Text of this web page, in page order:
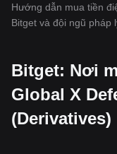
Hướng dẫn mua tiền
Bitget và đội ngũ pháp
Bitget: Nơi
Global X
(Derivatives)